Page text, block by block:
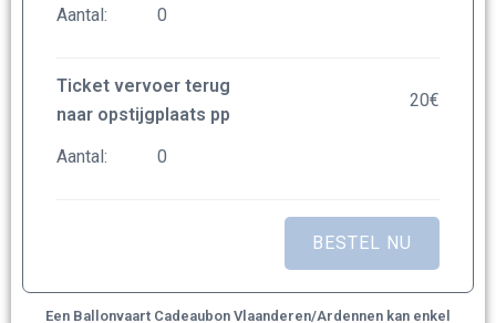
Aantal:
Ticket vervoer terug
naar opstijgplaats pp
20€
Aantal:
Een Ballonvaart Cadeaubon Vlaanderen/Ardennen kan enkel